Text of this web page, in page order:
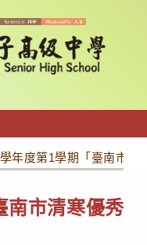
年度第1學期「臺南市清
南市清寒優秀